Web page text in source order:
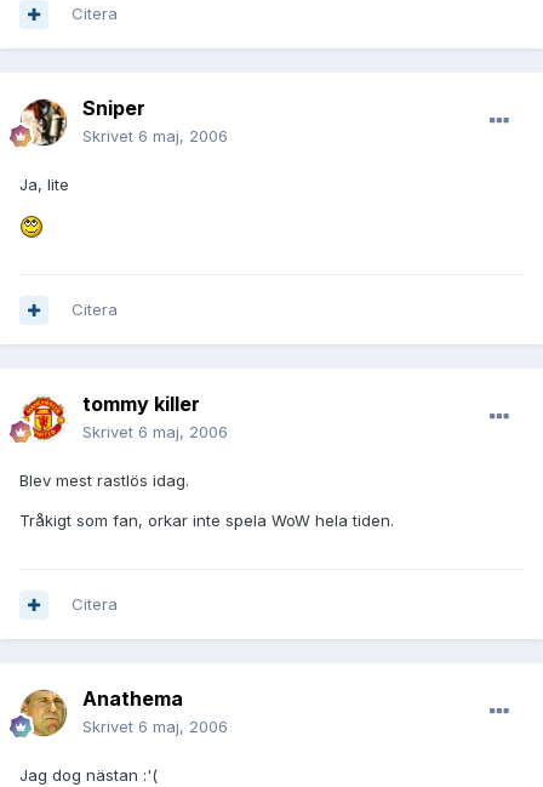
Citera
Sniper
Skrivet 6 maj, 2006
Ja, lite
Citera
tommy killer
Skrivet 6 maj, 2006
Blev mest rastlös idag.
Tråkigt som fan, orkar inte spela WoW hela tiden.
Citera
Anathema
Skrivet 6 maj, 2006
Jag dog nästan :'(